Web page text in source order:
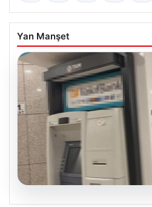
Yan Manşet